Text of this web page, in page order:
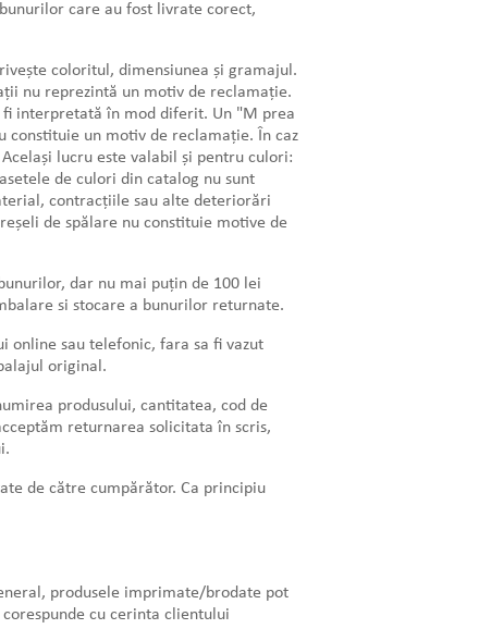
care au fost livrate corect,
coloritul, dimensiunea și gramajul.
nu reprezintă un motiv de reclamație.
interpretată în mod diferit. Un "M prea
constituie un motiv de reclamație. În caz
lucru este valabil și pentru culori:
de culori din catalog nu sunt
contracțiile sau alte deteriorări
de spălare nu constituie motive de
dar nu mai puțin de 100 lei
si stocare a bunurilor returnate.
online sau telefonic, fara sa fi vazut
original.
produsului, cantitatea, cod de
returnarea solicitata în scris,
de către cumpărător. Ca principiu
produsele imprimate/brodate pot
cu cerinta clientului